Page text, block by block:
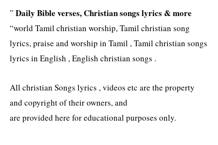
” Daily Bible verses, Christian songs lyrics & more
“world Tamil christian worship, Tamil christian song
lyrics, praise and worship in Tamil , Tamil christian songs
lyrics in English , English christian songs .
All christian Songs lyrics , videos etc are the property
and copyright of their owners, and
are provided here for educational purposes only.